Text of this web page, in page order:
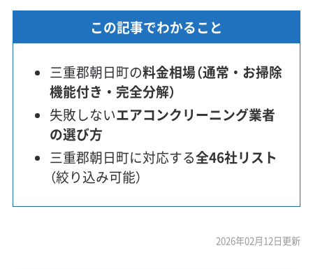
この記事でわかること
三重郡朝日町の料金相場（通常・お掃除
機能付き・完全分解）
失敗しないエアコンクリーニング業者
の選び方
三重郡朝日町に対応する全46社リスト
（絞り込み可能）
2026年02月12日更新